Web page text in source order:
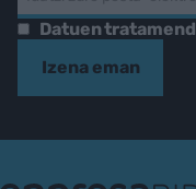
Datuen
Izena eman